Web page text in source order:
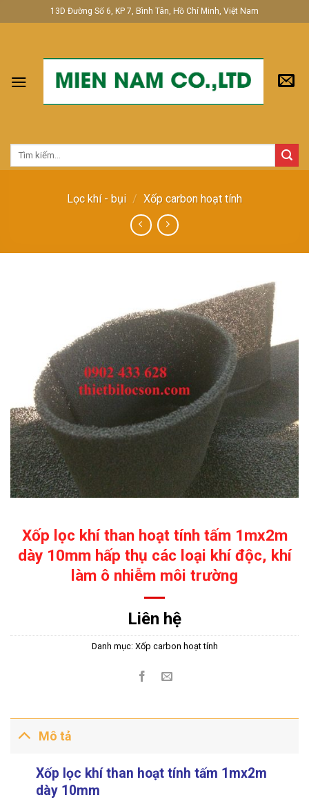
to
13D Đường Số 6, KP 7, Bình Tân, Hồ Chí Minh, Việt Nam
Tìm
Lọc khí - bụi / Xốp carbon hoạt tính
Xốp lọc khí than hoạt tính tấm 1mx2m
dày 10mm hấp thụ các loại khí độc, khí
làm ô nhiễm môi trường
Liên hệ
Danh mục: Xốp carbon hoạt tính
Mô tả
Xốp lọc khí than hoạt tính tấm 1mx2m
dày 10mm